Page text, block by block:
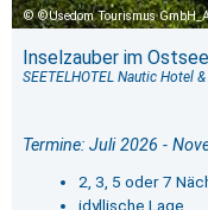
©Usedom Tourismus
Inselzauber im
SEETELHOTEL Nautic Hotel
Termine: Juli 2026 -
2, 3, 5 oder 7
idyllische Lage